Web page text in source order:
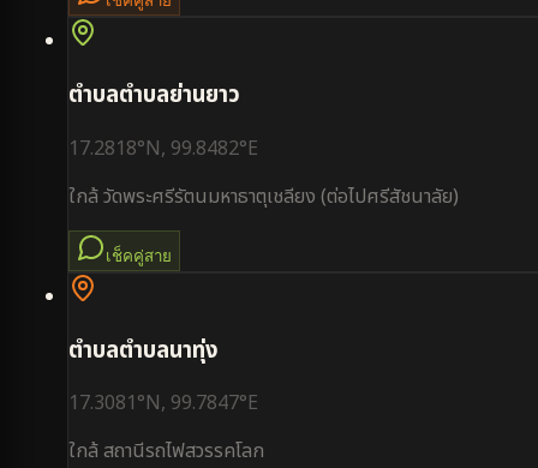
ตำบลตำบลย่านยาว
17.2818°N, 99.8482°E
ใกล้วัดพระศรีรัตนมหาธาตุเชลียง (ต่อไปศรีสัชนาลัย)
เช็คคู่สาย
ตำบลตำบลนาทุ่ง
17.3081°N, 99.7847°E
ใกล้สถานีรถไฟสวรรคโลก